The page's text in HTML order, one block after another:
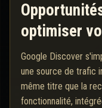
optimiser
Google Discover
une source de trafic
même titre que la
fonctionnalité,